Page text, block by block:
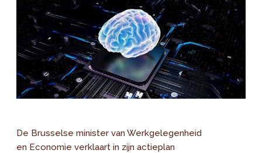
De Brusselse minister van Werkgelegenheid
en Economie verklaart in zijn actieplan